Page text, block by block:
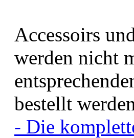
Accessoirs
werden nicht
bestellt
- Die